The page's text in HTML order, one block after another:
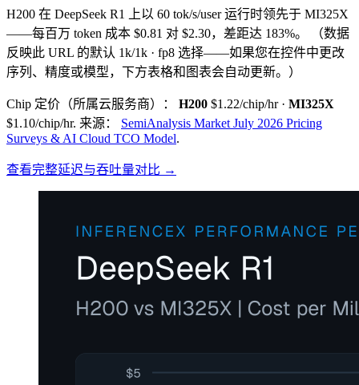
H200 在 DeepSeek R1 上以 60 tok/s/user 运行时领先于 MI325X
——每百万 token 成本 $0.81 对 $2.30，差距达 183%。
（数据
反映此 URL 的默认 1k/1k · fp8 选择——如果您在控件中更改
序列、精度或模型，下方表格和图表会自动更新。）
Chip 定价（所属云服务商）： H200 $1.22/chip/hr· MI325X
$1.10/chip/hr. 来源：
SemiAnalysis Market July 2026 Pricing
Surveys & AI Cloud TCO Model.
查看完整延迟与吞吐量对比 →